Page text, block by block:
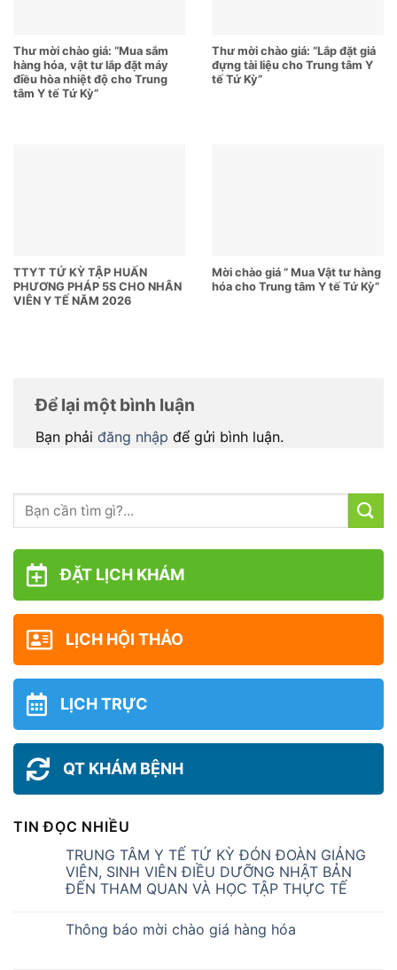
Thư mời chào giá: “Mua sắm
hàng hóa, vật tư lắp đặt máy
điều hòa nhiệt độ cho Trung
tâm Y tế Tứ Kỳ”
Thư mời chào giá: “Lắp đặt giá
đựng tài liệu cho Trung tâm Y
tế Tứ Kỳ”
TTYT TỨ KỲ TẬP HUẤN
PHƯƠNG PHÁP 5S CHO NHÂN
VIÊN Y TẾ NĂM 2026
Mời chào giá ” Mua Vật tư hàng
hóa cho Trung tâm Y tế Tứ Kỳ”
Để lại một bình luận
Bạn phải đăng nhập để gửi bình luận.
ĐẶT LỊCH KHÁM
LỊCH HỘI THẢO
LỊCH TRỰC
QT KHÁM BỆNH
TIN ĐỌC NHIỀU
TRUNG TÂM Y TẾ TỨ KỲ ĐÓN ĐOÀN GIẢNG
VIÊN, SINH VIÊN ĐIỀU DƯỠNG NHẬT BẢN
ĐẾN THAM QUAN VÀ HỌC TẬP THỰC TẾ
Thông báo mời chào giá hàng hóa